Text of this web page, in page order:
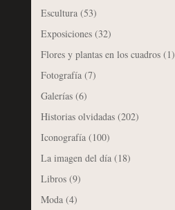
Escultura(53)
Exposiciones(32)
Flores y plantas en los cuadros(1)
Fotografía(7)
Galerías(6)
Historias olvidadas(202)
Iconografía(100)
La imagen del día(18)
Libros(9)
Moda(4)